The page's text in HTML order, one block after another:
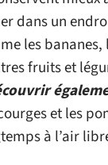
dans un
les
fruits et
et les
à l’air